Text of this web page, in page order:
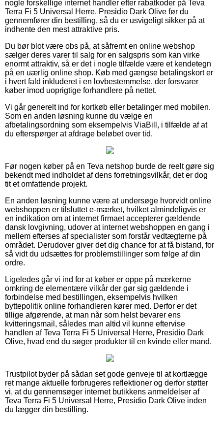
nogle forskellige internet handler efter rabatkoder på Teva
Terra Fi 5 Universal Herre, Presidio Dark Olive før du
gennemfører din bestilling, så du er usvigeligt sikker på at
indhente den mest attraktive pris.
Du bør blot være obs på, at såfremt en online webshop
sælger deres varer til salg for en salgspris som kan virke
enormt attraktiv, så er det i nogle tilfælde være et kendetegn
på en uærlig online shop. Køb med gængse betalingskort er
i hvert fald inkluderet i en lovbestemmelse, der forsvarer
køber imod uoprigtige forhandlere på nettet.
Vi går generelt ind for kortkøb eller betalinger med mobilen.
Som en anden løsning kunne du vælge en
afbetalingsordning som eksempelvis ViaBill, i tilfælde af at
du efterspørger at afdrage beløbet over tid.
Før nogen køber på en Teva netshop burde de reelt gøre sig
bekendt med indholdet af dens forretningsvilkår, det er dog
tit et omfattende projekt.
En anden løsning kunne være at undersøge hvorvidt online
webshoppen er tilsluttet e-mærket, hvilket almindeligvis er
en indikation om at internet firmaet accepterer gældende
dansk lovgivning, udover at internet webshoppen en gang i
mellem efterses af specialister som forstår vedtægterne på
området. Derudover giver det dig chance for at få bistand, for
så vidt du udsættes for problemstillinger som følge af din
ordre.
Ligeledes går vi ind for at køber er oppe på mærkerne
omkring de elementære vilkår der gør sig gældende i
forbindelse med bestillingen, eksempelvis hvilken
byttepolitik online forhandleren kører med. Derfor er det
tillige afgørende, at man når som helst bevarer ens
kvitteringsmail, således man altid vil kunne eftervise
handlen af Teva Terra Fi 5 Universal Herre, Presidio Dark
Olive, hvad end du søger produkter til en kvinde eller mand.
Trustpilot byder på sådan set gode genveje til at kortlægge
ret mange aktuelle forbrugeres reflektioner og derfor støtter
vi, at du gennemsøger internet butikkens anmeldelser af
Teva Terra Fi 5 Universal Herre, Presidio Dark Olive inden
du lægger din bestilling.